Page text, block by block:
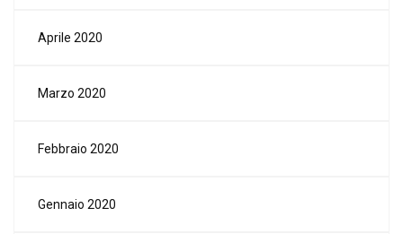
Aprile 2020
Marzo 2020
Febbraio 2020
Gennaio 2020